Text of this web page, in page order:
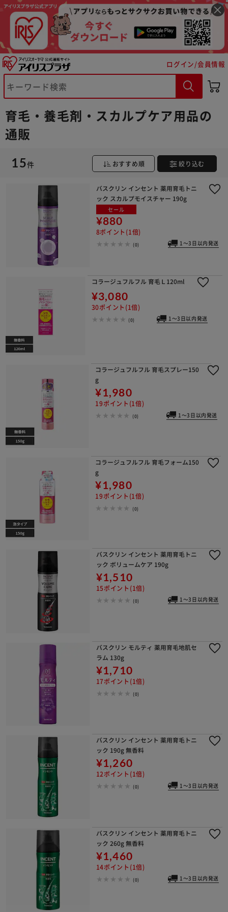
ログイン/会員情報
育毛・養毛剤・スカルプケア用品の
通販
15件 おすすめ順 絞り込む
バスクリン インセント 薬用育毛トニ
ック スカルプモイスチャー 190g
セール
¥880
8ポイント(1倍)
(0) 1～3日以内発送
コラージュフルフル 育毛Ｌ120ml
¥3,080
30ポイント(1倍)
(0) 1～3日以内発送
コラージュフルフル 育毛スプレー150
g
¥1,980
19ポイント(1倍)
(0) 1～3日以内発送
コラージュフルフル 育毛フォーム150
g
¥1,980
19ポイント(1倍)
(0)
バスクリン インセント 薬用育毛トニ
ック ボリュームケア 190g
¥1,510
15ポイント(1倍)
(0) 1～3日以内発送
バスクリン モルティ 薬用育毛地肌セ
ラム 130g
¥1,710
17ポイント(1倍)
(0)
バスクリン インセント 薬用育毛トニ
ック 190g 無香料
¥1,260
12ポイント(1倍)
(0) 1～3日以内発送
バスクリン インセント 薬用育毛トニ
ック 260g 無香料
¥1,460
14ポイント(1倍)
(0) 1～3日以内発送
※ご確認ください